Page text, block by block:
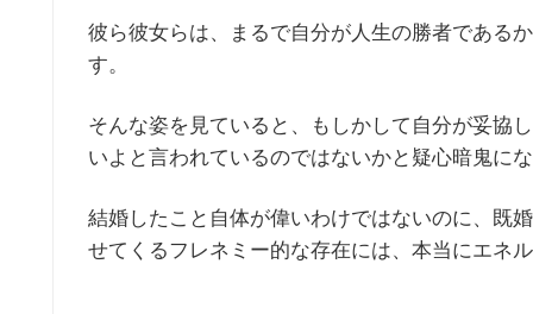
彼ら彼女らは、まるで自分が人生の勝者である
す。
そんな姿を見ていると、もしかして自分が妥協
いよと言われているのではないかと疑心暗鬼に
結婚したこと自体が偉いわけではないのに、既
せてくるフレネミー的な存在には、本当にエネ